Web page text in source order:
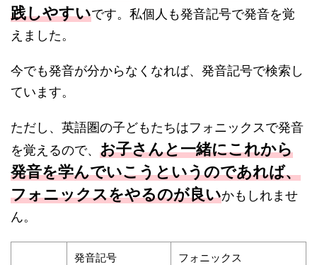
践しやすいです。私個人も発音記号で発音を覚
えました。
今でも発音が分からなくなれば、発音記号で検索し
ています。
ただし、英語圏の子どもたちはフォニックスで発音
を覚えるので、 お子さんと一緒にこれから
発音を学んでいこうというのであれば、
フォニックスをやるのが良いかもしれませ
ん。
発音記号 フォニックス